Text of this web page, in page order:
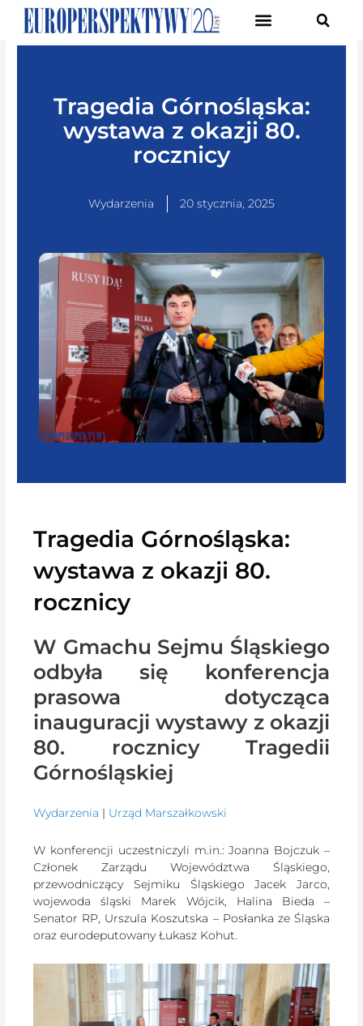
Tragedia Górnośląska:
wystawa z okazji 80.
rocznicy
Wydarzenia 20 stycznia, 2025
Tragedia Górnośląska:
wystawa z okazji 80.
rocznicy
W Gmachu Sejmu Śląskiego
odbyła się konferencja
prasowa dotycząca
inauguracji wystawy z okazji
80. rocznicy Tragedii
Górnośląskiej
Wydarzenia | Urząd Marszałkowski
W konferencji uczestniczyli m.in.: Joanna Bojczuk –
Członek Zarządu Województwa Śląskiego,
przewodniczący Sejmiku Śląskiego Jacek Jarco,
wojewoda śląski Marek Wójcik, Halina Bieda –
Senator RP, Urszula Koszutska – Posłanka ze Śląska
oraz eurodeputowany Łukasz Kohut.